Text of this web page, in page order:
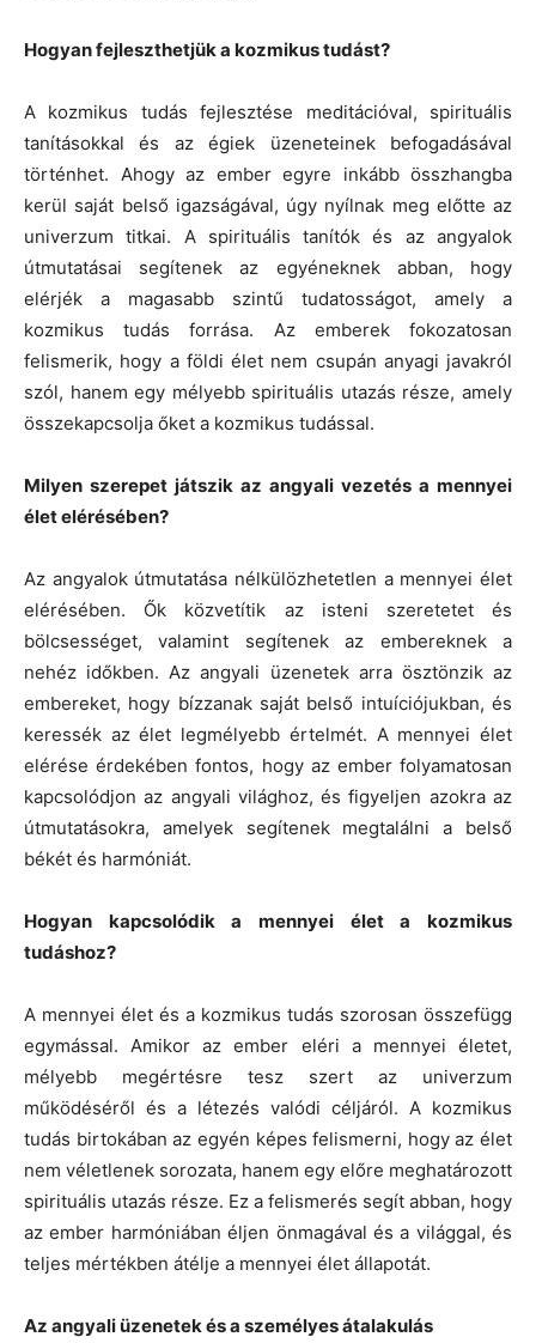
Hogyan fejleszthetjük a kozmikus tudást?
A kozmikus tudás fejlesztése meditációval, spirituális
tanításokkal és az égiek üzeneteinek befogadásával
történhet. Ahogy az ember egyre inkább összhangba
kerül saját belső igazságával, úgy nyílnak meg előtte az
univerzum titkai. A spirituális tanítók és az angyalok
útmutatásai segítenek az egyéneknek abban, hogy
elérjék a magasabb szintű tudatosságot, amely a
kozmikus tudás forrása. Az emberek fokozatosan
felismerik, hogy a földi élet nem csupán anyagi javakról
szól, hanem egy mélyebb spirituális utazás része, amely
összekapcsolja őket a kozmikus tudással.
Milyen szerepet játszik az angyali vezetés a mennyei
élet elérésében?
Az angyalok útmutatása nélkülözhetetlen a mennyei élet
elérésében. Ők közvetítik az isteni szeretetet és
bölcsességet, valamint segítenek az embereknek a
nehéz időkben. Az angyali üzenetek arra ösztönzik az
embereket, hogy bízzanak saját belső intuíciójukban, és
keressék az élet legmélyebb értelmét. A mennyei élet
elérése érdekében fontos, hogy az ember folyamatosan
kapcsolódjon az angyali világhoz, és figyeljen azokra az
útmutatásokra, amelyek segítenek megtalálni a belső
békét és harmóniát.
Hogyan kapcsolódik a mennyei élet a kozmikus
tudáshoz?
A mennyei élet és a kozmikus tudás szorosan összefügg
egymással. Amikor az ember eléri a mennyei életet,
mélyebb megértésre tesz szert az univerzum
működéséről és a létezés valódi céljáról. A kozmikus
tudás birtokában az egyén képes felismerni, hogy az élet
nem véletlenek sorozata, hanem egy előre meghatározott
spirituális utazás része. Ez a felismerés segít abban, hogy
az ember harmóniában éljen önmagával és a világgal, és
teljes mértékben átélje a mennyei élet állapotát.
Az angyali üzenetek és a személyes átalakulás